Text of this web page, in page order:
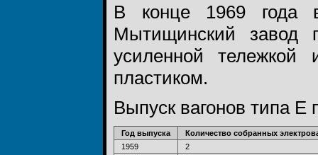
В конце 1969 года
Мытищинский завод
усиленной тележкой
пластиком.
Выпуск вагонов типа Е
Год выпуска
Количество собранных
1959
2